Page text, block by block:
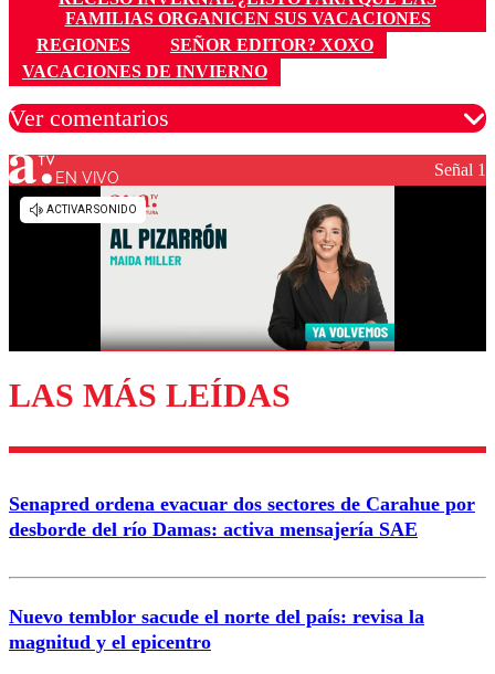
FAMILIAS ORGANICEN SUS VACACIONES
REGIONES
SEÑOR EDITOR? XOXO
VACACIONES DE INVIERNO
Ver comentarios
Los comentarios son moderados para garantizar un
diálogo respetuoso.
Enviar comentario
EN VIVO Señal 1
LAS MÁS LEÍDAS
Senapred ordena evacuar dos sectores de Carahue por
desborde del río Damas: activa mensajería SAE
Nuevo temblor sacude el norte del país: revisa la
magnitud y el epicentro